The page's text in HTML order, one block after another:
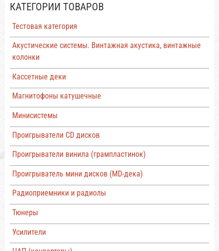
КАТЕГОРИИ ТОВАРОВ
Тестовая категория
Акустические системы. Винтажная акустика, винтажные
колонки
Кассетные деки
Магнитофоны катушечные
Минисистемы
Проигрыватели CD дисков
Проигрыватели винила (грампластинок)
Проигрыватель мини дисков (MD-дека)
Радиоприемники и радиолы
Тюнеры
Усилители